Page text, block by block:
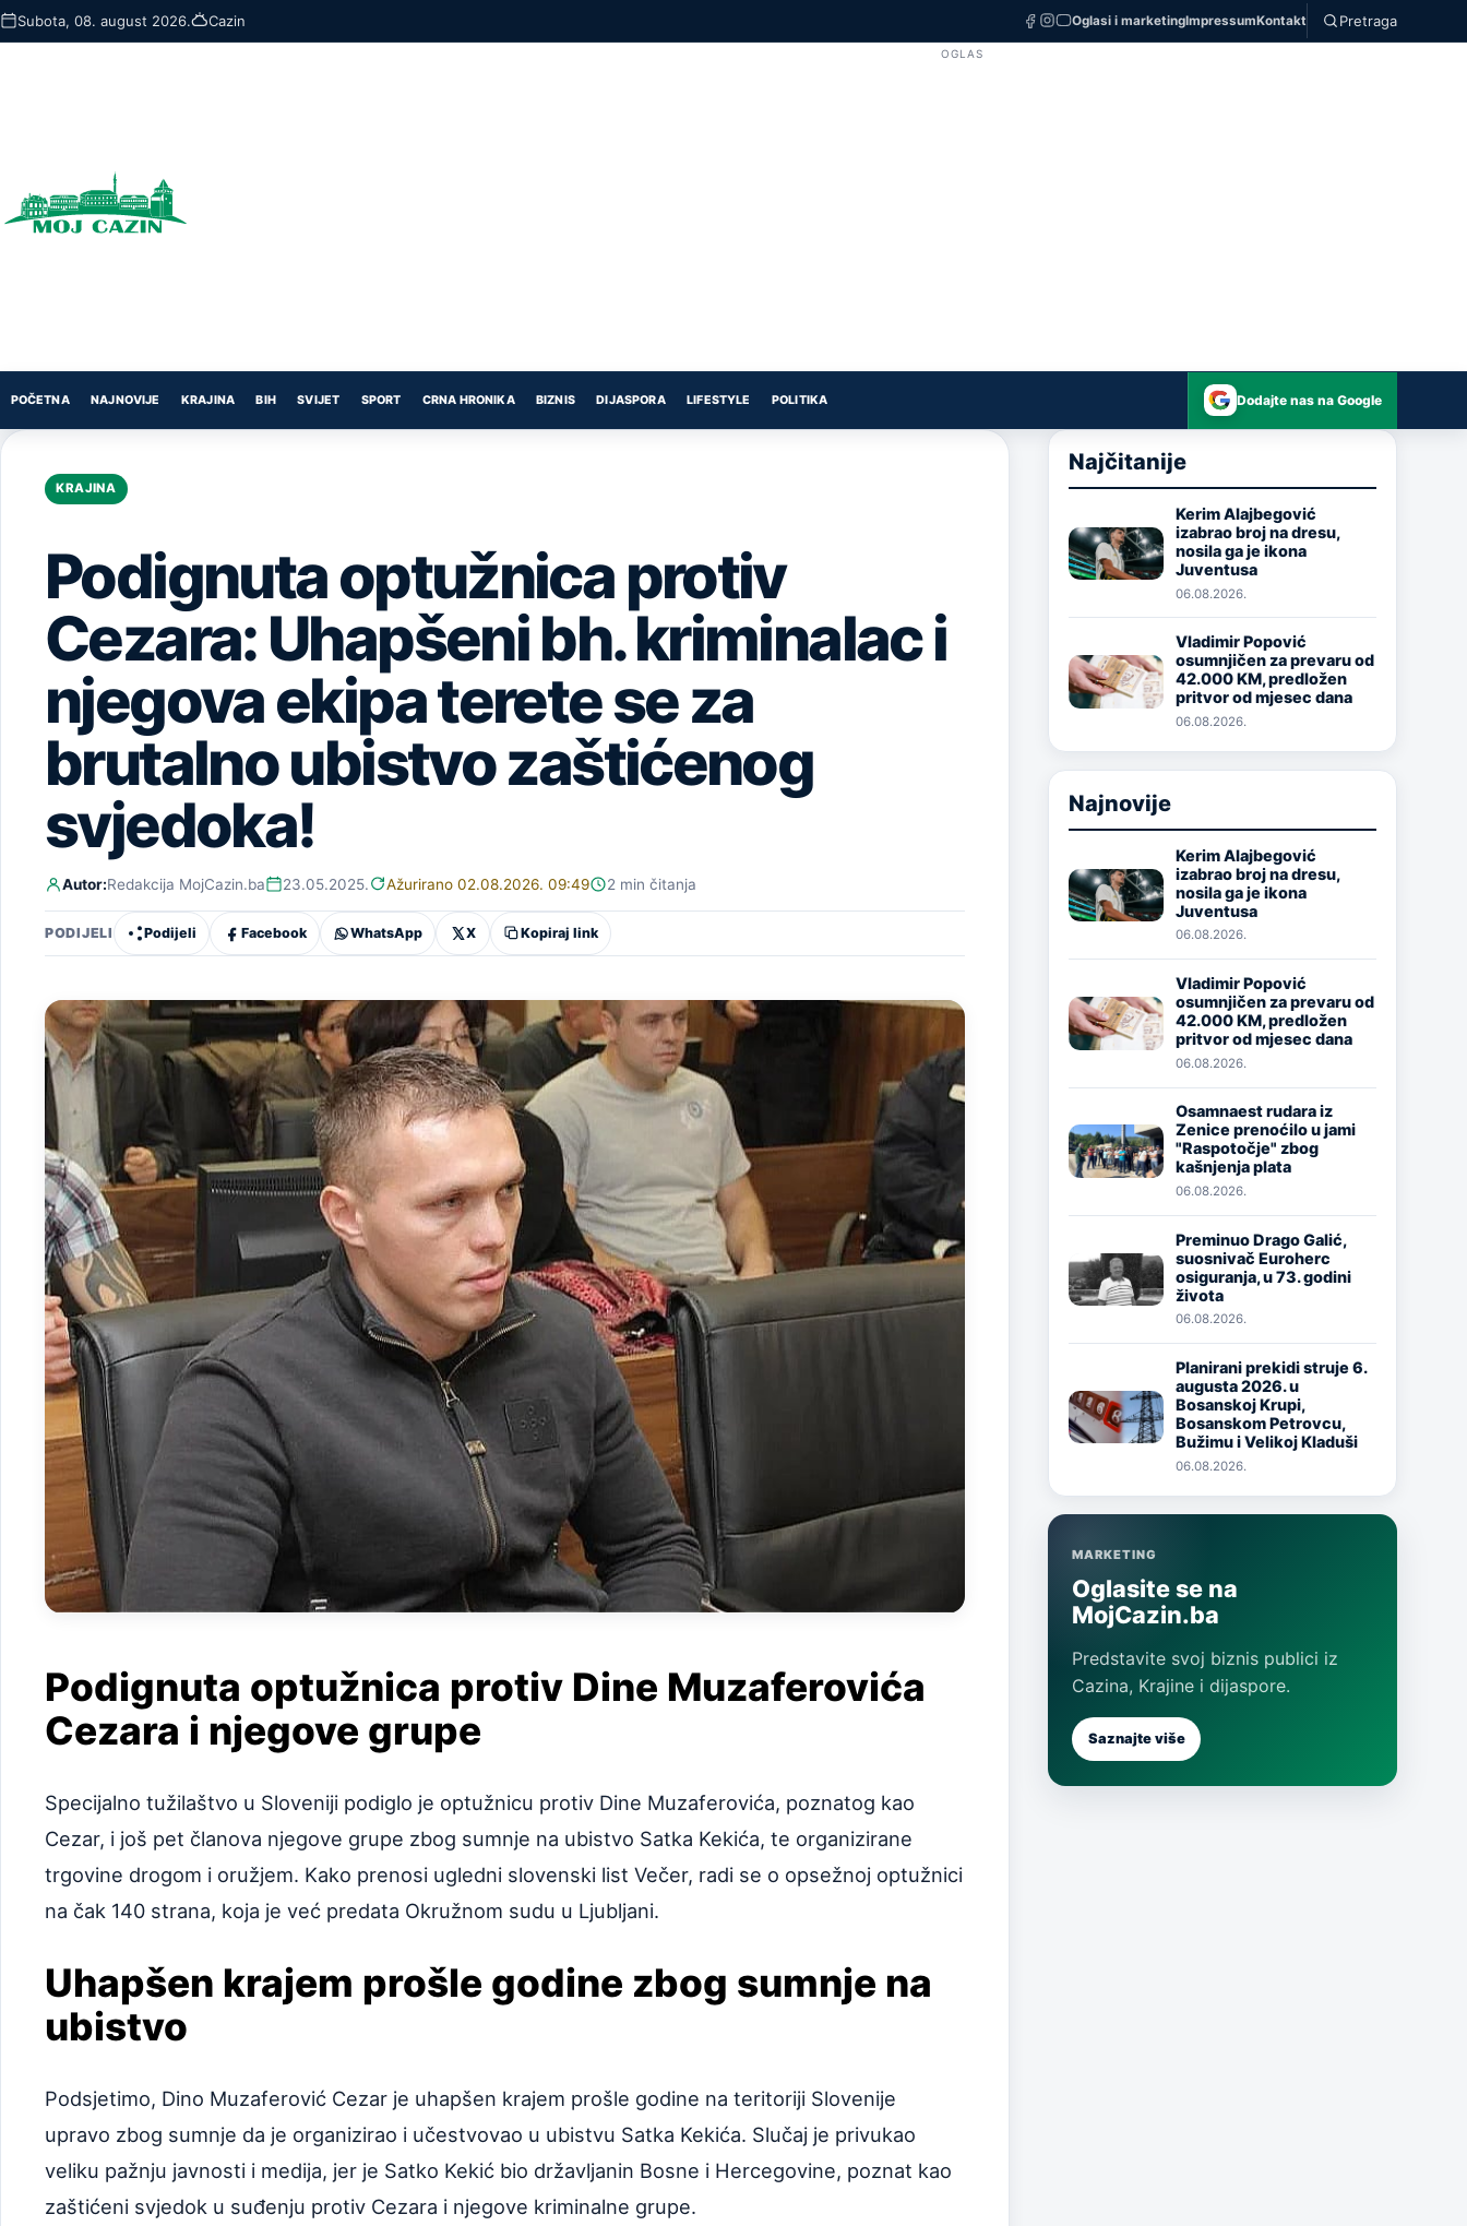
Skip
to
Subota, 08. august 2026. Cazin Oglasi i marketingImpressumKontakt Pretraga
OGLAS
POČETNA NAJNOVIJE KRAJINA BIH SVIJET SPORT CRNA HRONIKA BIZNIS DIJASPORA LIFESTYLE POLITIKA Dodajte nas na Google
KRAJINA
Podignuta optužnica protiv
Cezara: Uhapšeni bh. kriminalac i
njegova ekipa terete se za
brutalno ubistvo zaštićenog
svjedoka!
Autor:Redakcija MojCazin.ba 23.05.2025. Ažurirano 02.08.2026. 09:49 2 min čitanja
PODIJELI Podijeli Facebook WhatsApp X Kopiraj link
Podignuta optužnica protiv Dine Muzaferovića
Cezara i njegove grupe
Specijalno tužilaštvo u Sloveniji podiglo je optužnicu protiv Dine Muzaferovića, poznatog kao
Cezar, i još pet članova njegove grupe zbog sumnje na ubistvo Satka Kekića, te organizirane
trgovine drogom i oružjem. Kako prenosi ugledni slovenski list Večer, radi se o opsežnoj optužnici
na čak 140 strana, koja je već predata Okružnom sudu u Ljubljani.
Uhapšen krajem prošle godine zbog sumnje na
ubistvo
Podsjetimo, Dino Muzaferović Cezar je uhapšen krajem prošle godine na teritoriji Slovenije
upravo zbog sumnje da je organizirao i učestvovao u ubistvu Satka Kekića. Slučaj je privukao
veliku pažnju javnosti i medija, jer je Satko Kekić bio državljanin Bosne i Hercegovine, poznat kao
zaštićeni svjedok u suđenju protiv Cezara i njegove kriminalne grupe.
Najčitanije
Image
Kerim Alajbegović
izabrao broj na dresu,
nosila ga je ikona
Juventusa
06.08.2026.
Image
Vladimir Popović
osumnjičen za prevaru od
42.000 KM, predložen
pritvor od mjesec dana
06.08.2026.
Najnovije
Image
Kerim Alajbegović
izabrao broj na dresu,
nosila ga je ikona
Juventusa
06.08.2026.
Image
Vladimir Popović
osumnjičen za prevaru od
42.000 KM, predložen
pritvor od mjesec dana
06.08.2026.
Image
Osamnaest rudara iz
Zenice prenoćilo u jami
"Raspotočje" zbog
kašnjenja plata
06.08.2026.
Image
Preminuo Drago Galić,
suosnivač Euroherc
osiguranja, u 73. godini
života
06.08.2026.
Image
Planirani prekidi struje 6.
augusta 2026. u
Bosanskoj Krupi,
Bosanskom Petrovcu,
Bužimu i Velikoj Kladuši
06.08.2026.
MARKETING
Oglasite se na
MojCazin.ba
Predstavite svoj biznis publici iz
Cazina, Krajine i dijaspore.
Saznajte više